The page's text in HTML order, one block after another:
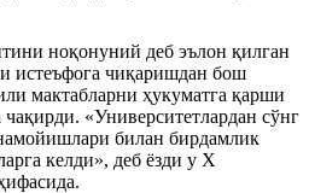
ноқонуний деб эълон қилган
истеъфога чиқаришдан бош
мактабларни ҳукуматга қарши
«Университетлардан сўнг
билан бирдамлик
келди», деб ёзди у Х